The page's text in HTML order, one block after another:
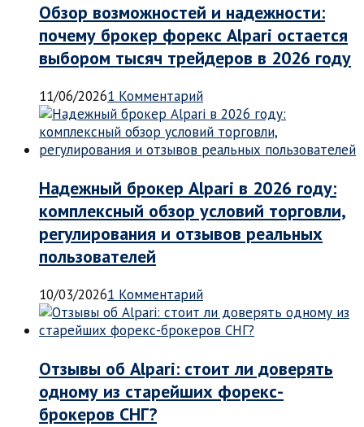
Обзор возможностей и надежности:
почему брокер форекс Alpari остается
выбором тысяч трейдеров в 2026 году
11/06/20261 Комментарий
Надежный брокер Alpari в 2026 году:
комплексный обзор условий торговли,
регулирования и отзывов реальных
пользователей
10/03/20261 Комментарий
Отзывы об Alpari: стоит ли доверять
одному из старейших форекс-
брокеров СНГ?